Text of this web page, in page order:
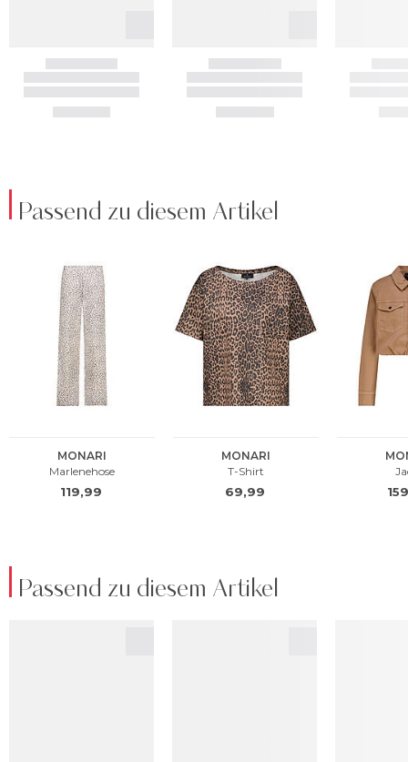
Passend zu diesem Artikel
Passend zu diesem Artikel